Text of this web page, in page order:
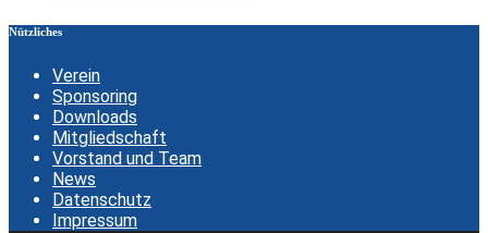
Nützliches
Verein
Sponsoring
Downloads
Mitgliedschaft
Vorstand und Team
News
Datenschutz
Impressum